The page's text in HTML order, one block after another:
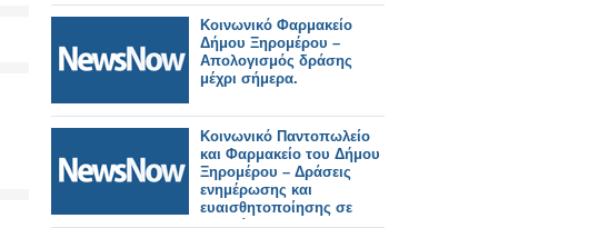
Κοινωνικό Φαρμακείο
Δήμου Ξηρομέρου –
Απολογισμός δράσης
μέχρι σήμερα.
Κοινωνικό Παντοπωλείο
και Φαρμακείο του Δήμου
Ξηρομέρου – Δράσεις
ενημέρωσης και
ευαισθητοποίησης σε
σχολεία.